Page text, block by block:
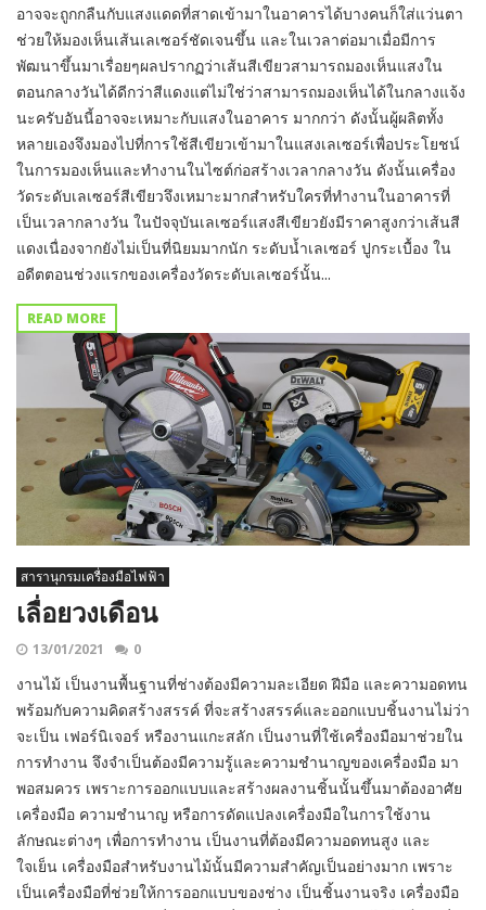
อาจจะถูกกลืนกับแสงแดดที่สาดเข้ามาในอาคารได้บางคนก็ใส่แว่นตา
ช่วยให้มองเห็นเส้นเลเซอร์ชัดเจนขึ้น และในเวลาต่อมาเมื่อมีการ
พัฒนาขึ้นมาเรื่อยๆผลปรากฏว่าเส้นสีเขียวสามารถมองเห็นแสงใน
ตอนกลางวันได้ดีกว่าสีแดงแต่ไม่ใช่ว่าสามารถมองเห็นได้ในกลางแจ้ง
นะครับอันนี้อาจจะเหมาะกับแสงในอาคาร มากกว่า ดังนั้นผู้ผลิตทั้ง
หลายเองจึงมองไปที่การใช้สีเขียวเข้ามาในแสงเลเซอร์เพื่อประโยชน์
ในการมองเห็นและทำงานในไซต์ก่อสร้างเวลากลางวัน ดังนั้นเครื่อง
วัดระดับเลเซอร์สีเขียวจึงเหมาะมากสำหรับใครที่ทำงานในอาคารที่
เป็นเวลากลางวัน ในปัจจุบันเลเซอร์แสงสีเขียวยังมีราคาสูงกว่าเส้นสี
แดงเนื่องจากยังไม่เป็นที่นิยมมากนัก ระดับน้ำเลเซอร์ ปูกระเบื้อง ใน
อดีตตอนช่วงแรกของเครื่องวัดระดับเลเซอร์นั้น...
READ MORE
สารานุกรมเครื่องมือไฟฟ้า
เลื่อยวงเดือน
13/01/2021 0
งานไม้ เป็นงานพื้นฐานที่ช่างต้องมีความละเอียด ฝีมือ และความอดทน
พร้อมกับความคิดสร้างสรรค์ ที่จะสร้างสรรค์และออกแบบชิ้นงานไม่ว่า
จะเป็น เฟอร์นิเจอร์ หรืองานแกะสลัก เป็นงานที่ใช้เครื่องมือมาช่วยใน
การทำงาน จึงจำเป็นต้องมีความรู้และความชำนาญของเครื่องมือ มา
พอสมควร เพราะการออกแบบและสร้างผลงานชิ้นนั้นขึ้นมาต้องอาศัย
เครื่องมือ ความชำนาญ หรือการดัดแปลงเครื่องมือในการใช้งาน
ลักษณะต่างๆ เพื่อการทำงาน เป็นงานที่ต้องมีความอดทนสูง และ
ใจเย็น เครื่องมือสำหรับงานไม้นั้นมีความสำคัญเป็นอย่างมาก เพราะ
เป็นเครื่องมือที่ช่วยให้การออกแบบของช่าง เป็นชิ้นงานจริง เครื่องมือ